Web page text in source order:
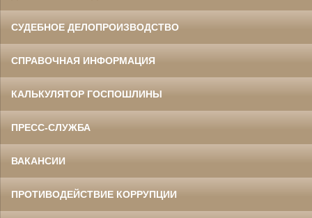
СУДЕБНОЕ ДЕЛОПРОИЗВОДСТВО
СПРАВОЧНАЯ ИНФОРМАЦИЯ
КАЛЬКУЛЯТОР ГОСПОШЛИНЫ
ПРЕСС-СЛУЖБА
ВАКАНСИИ
ПРОТИВОДЕЙСТВИЕ КОРРУПЦИИ